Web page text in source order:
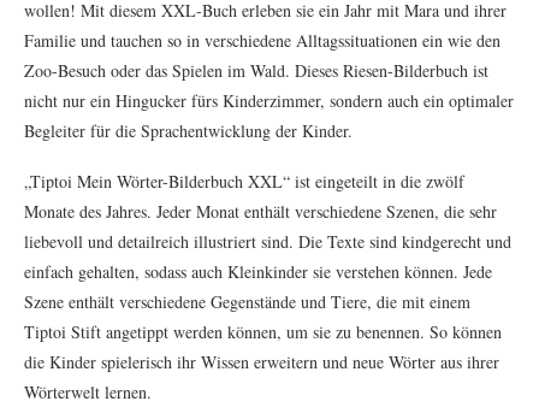
wollen! Mit diesem XXL-Buch erleben sie ein Jahr mit Mara und ihrer
Familie und tauchen so in verschiedene Alltagssituationen ein wie den
Zoo-Besuch oder das Spielen im Wald. Dieses Riesen-Bilderbuch ist
nicht nur ein Hingucker fürs Kinderzimmer, sondern auch ein optimaler
Begleiter für die Sprachentwicklung der Kinder.
„Tiptoi Mein Wörter-Bilderbuch XXL“ ist eingeteilt in die zwölf
Monate des Jahres. Jeder Monat enthält verschiedene Szenen, die sehr
liebevoll und detailreich illustriert sind. Die Texte sind kindgerecht und
einfach gehalten, sodass auch Kleinkinder sie verstehen können. Jede
Szene enthält verschiedene Gegenstände und Tiere, die mit einem
Tiptoi Stift angetippt werden können, um sie zu benennen. So können
die Kinder spielerisch ihr Wissen erweitern und neue Wörter aus ihrer
Wörterwelt lernen.